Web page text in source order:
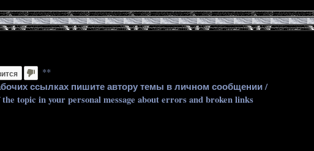
**
ссылках пишите автору темы в личном сообщении /
topic in your personal message about errors and broken links